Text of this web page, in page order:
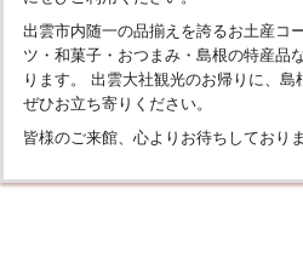
出雲市内随一の品揃えを誇るお土産コ
ツ・和菓子・おつまみ・島根の特産品
ります。 出雲大社観光のお帰りに、島
ぜひお立ち寄りください。
皆様のご来館、心よりお待ちしており